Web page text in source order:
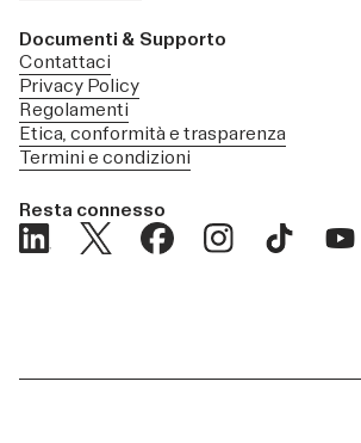
Documenti & Supporto
Contattaci
Privacy Policy
Regolamenti
Etica, conformità e trasparenza
Termini e condizioni
Resta connesso